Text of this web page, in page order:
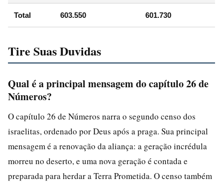
Total 603.550 601.730
Tire Suas Duvidas
Qual é a principal mensagem do capítulo 26 de
Números?
O capítulo 26 de Números narra o segundo censo dos
israelitas, ordenado por Deus após a praga. Sua principal
mensagem é a renovação da aliança: a geração incrédula
morreu no deserto, e uma nova geração é contada e
preparada para herdar a Terra Prometida. O censo também